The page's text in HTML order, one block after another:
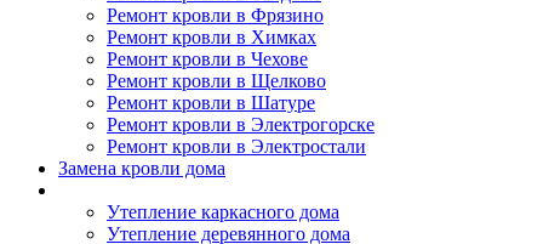
Ремонт кровли в Фрязино
Ремонт кровли в Химках
Ремонт кровли в Чехове
Ремонт кровли в Щелково
Ремонт кровли в Шатуре
Ремонт кровли в Электрогорске
Ремонт кровли в Электростали
Замена кровли дома
Утепление каркасного дома
Утепление деревянного дома